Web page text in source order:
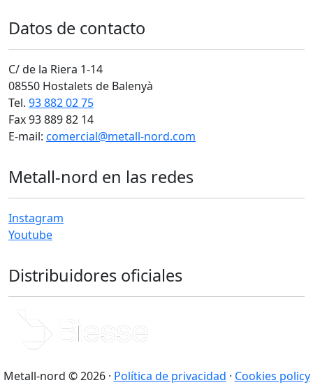
Datos de contacto
C/ de la Riera 1-14
08550 Hostalets de Balenyà
Tel. 93 882 02 75
Fax 93 889 82 14
E-mail: comercial@metall-nord.com
Metall-nord en las redes
Instagram
Youtube
Distribuidores oficiales
Metall-nord © 2026 · Política de privacidad · Cookies policy